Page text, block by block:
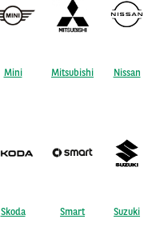
Mini Mitsubishi Nissan
Skoda Smart Suzuki